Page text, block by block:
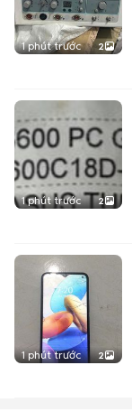
1 phút trước 2
1 phút trước 2
1 phút trước 2